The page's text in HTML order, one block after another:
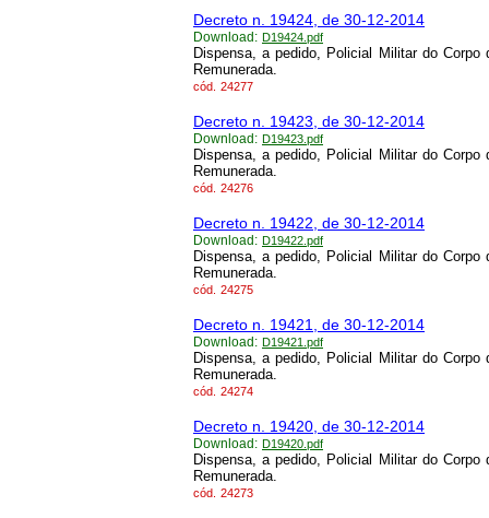
Decreto n. 19424, de 30-12-2014
Download: D19424.pdf
Dispensa, a pedido, Policial Militar do
Remunerada.
cód. 24277
Decreto n. 19423, de 30-12-2014
Download: D19423.pdf
Dispensa, a pedido, Policial Militar do
Remunerada.
cód. 24276
Decreto n. 19422, de 30-12-2014
Download: D19422.pdf
Dispensa, a pedido, Policial Militar do
Remunerada.
cód. 24275
Decreto n. 19421, de 30-12-2014
Download: D19421.pdf
Dispensa, a pedido, Policial Militar do
Remunerada.
cód. 24274
Decreto n. 19420, de 30-12-2014
Download: D19420.pdf
Dispensa, a pedido, Policial Militar do
Remunerada.
cód. 24273